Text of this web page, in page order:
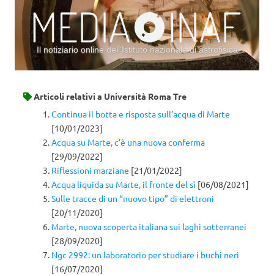
Il notiziario online dell’Istituto nazionale di astrofisica
Articoli relativi a Università Roma Tre
Continua il botta e risposta sull’acqua di Marte
[10/01/2023]
Acqua su Marte, c’è una nuova conferma
[29/09/2022]
Riflessioni marziane [21/01/2022]
Acqua liquida su Marte, il fronte del sì [06/08/2021]
Sulle tracce di un “nuovo tipo” di elettroni
[20/11/2020]
Marte, nuova scoperta italiana sui laghi sotterranei
[28/09/2020]
Ngc 2992: un laboratorio per studiare i buchi neri
[16/07/2020]